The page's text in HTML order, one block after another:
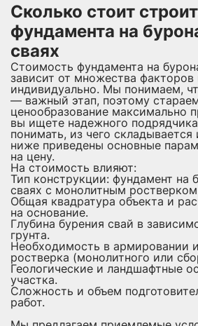
Сколько стоит
фундамента на
сваях
Стоимость фундамента на
зависит от множества факторов
индивидуально. Мы понимаем,
— важный этап, поэтому
ценообразование максимально
вы ищете надежного
понимать, из чего складывается
ниже приведены основные
на цену.
На стоимость влияют:
Тип конструкции: фундамент на
сваях с монолитным ростверком
Общая квадратура объекта и
на основание.
Глубина бурения свай в
грунта.
Необходимость в армировании
ростверка (монолитного или
Геологические и ландшафтные
участка.
Сложность и объем
работ.